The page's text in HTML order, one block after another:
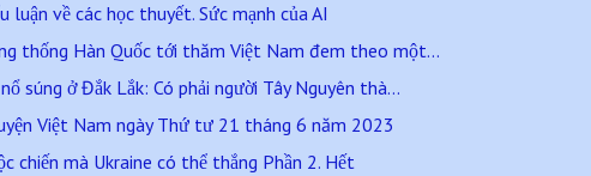
luận về các học thuyết. Sức mạnh của AI
thống Hàn Quốc tới thăm Việt Nam đem theo một...
súng ở Đắk Lắk: Có phải người Tây Nguyên thà...
Việt Nam ngày Thứ tư 21 tháng 6 năm 2023
chiến mà Ukraine có thể thắng Phần 2. Hết